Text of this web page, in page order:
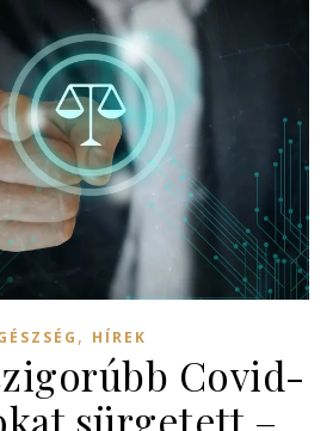
, HÍREK
Covid-
sürgetett –